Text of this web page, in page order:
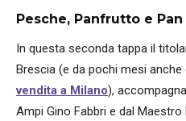
Pesche, Panfrutto e
In questa seconda tappa il
Brescia (e da pochi mesi anche
vendita a Milano),
Ampi Gino Fabbri e dal